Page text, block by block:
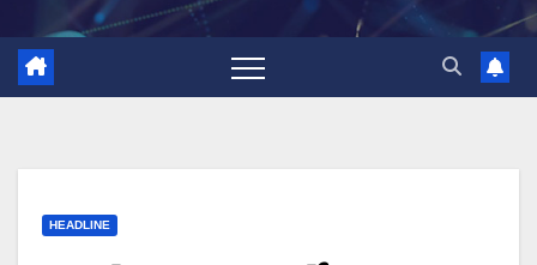
HEADLINE